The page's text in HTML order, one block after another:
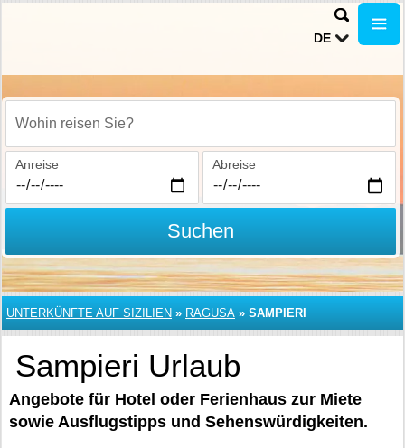
DE
Wohin reisen Sie?
Anreise Abreise
Suchen
UNTERKÜNFTE AUF SIZILIEN » RAGUSA » SAMPIERI
Sampieri Urlaub
Angebote für Hotel oder Ferienhaus zur Miete
sowie Ausflugstipps und Sehenswürdigkeiten.